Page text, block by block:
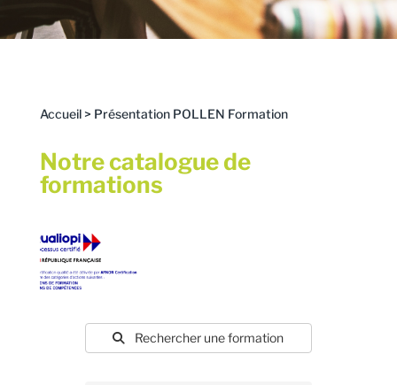
Accueil> Présentation POLLEN Formation
Notre catalogue de
formations
Rechercher une formation